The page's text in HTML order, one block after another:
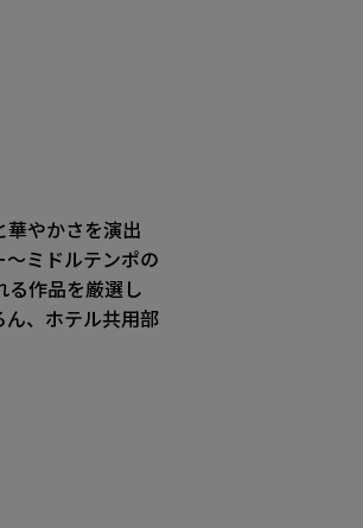
華やかさを演出
ミドルテンポの
る作品を厳選し
、ホテル共用部